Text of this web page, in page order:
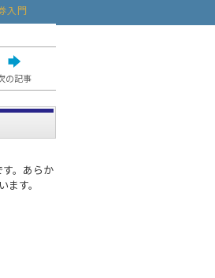
入門
の記事
。あらか
す。